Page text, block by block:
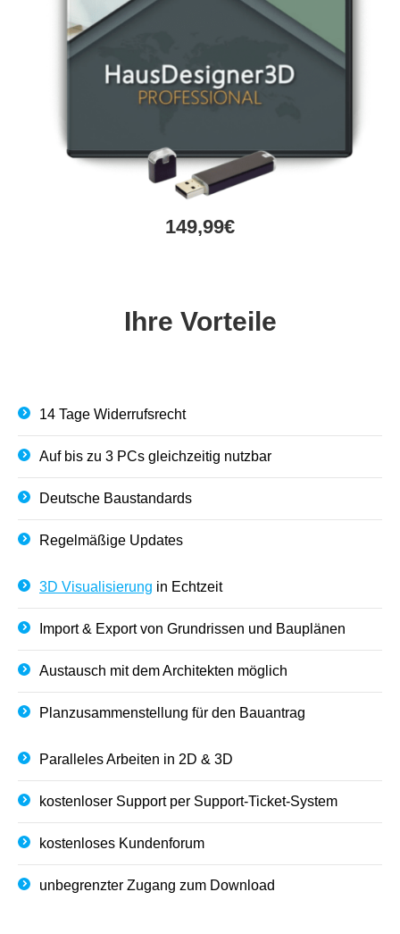
149,99€
Ihre Vorteile
14 Tage Widerrufsrecht
Auf bis zu 3 PCs gleichzeitig nutzbar
Deutsche Baustandards
Regelmäßige Updates
3D Visualisierung in Echtzeit
Import & Export von Grundrissen und Bauplänen
Austausch mit dem Architekten möglich
Planzusammenstellung für den Bauantrag
Paralleles Arbeiten in 2D & 3D
kostenloser Support per Support-Ticket-System
kostenloses Kundenforum
unbegrenzter Zugang zum Download